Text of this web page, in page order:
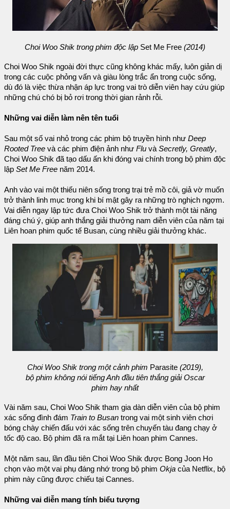
Choi Woo Shik trong phim độc lập Set Me Free (2014)
Choi Woo Shik ngoài đời thực cũng không khác mấy, luôn giản dị
trong các cuộc phỏng vấn và giàu lòng trắc ẩn trong cuộc sống,
dù đó là việc thừa nhận áp lực trong vai trò diễn viên hay cứu giúp
những chú chó bị bỏ rơi trong thời gian rảnh rỗi.
Những vai diễn làm nên tên tuổi
Sau một số vai nhỏ trong các phim bộ truyền hình như Deep
Rooted Tree và các phim điện ảnh như Flu và Secretly, Greatly,
Choi Woo Shik đã tạo dấu ấn khi đóng vai chính trong bộ phim độc
lập Set Me Free năm 2014.
Anh vào vai một thiếu niên sống trong trại trẻ mồ côi, giả vờ muốn
trở thành linh mục trong khi bí mật gây ra những trò nghịch ngợm.
Vai diễn ngay lập tức đưa Choi Woo Shik trở thành một tài năng
đáng chú ý, giúp anh thắng giải thưởng nam diễn viên của năm tại
Liên hoan phim quốc tế Busan, cùng nhiều giải thưởng khác.
Choi Woo Shik trong một cảnh phim Parasite (2019),
bộ phim không nói tiếng Anh đầu tiên thắng giải Oscar
phim hay nhất
Vài năm sau, Choi Woo Shik tham gia dàn diễn viên của bộ phim
xác sống đình đám Train to Busan trong vai một sinh viên chơi
bóng chày chiến đấu với xác sống trên chuyến tàu đang chạy ở
tốc độ cao. Bộ phim đã ra mắt tại Liên hoan phim Cannes.
Một năm sau, lần đầu tiên Choi Woo Shik được Bong Joon Ho
chọn vào một vai phụ đáng nhớ trong bộ phim Okja của Netflix, bộ
phim này cũng được chiếu tại Cannes.
Những vai diễn mang tính biểu tượng